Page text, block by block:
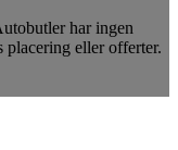
har ingen
placering eller offerter.